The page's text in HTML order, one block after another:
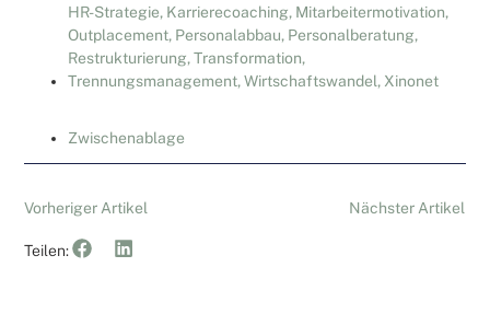
HR-Strategie, Karrierecoaching, Mitarbeitermotivation,
Outplacement, Personalabbau, Personalberatung,
Restrukturierung,Transformation,
Trennungsmanagement,Wirtschaftswandel, Xinonet
Zwischenablage
Vorheriger Artikel Nächster Artikel
Teilen: